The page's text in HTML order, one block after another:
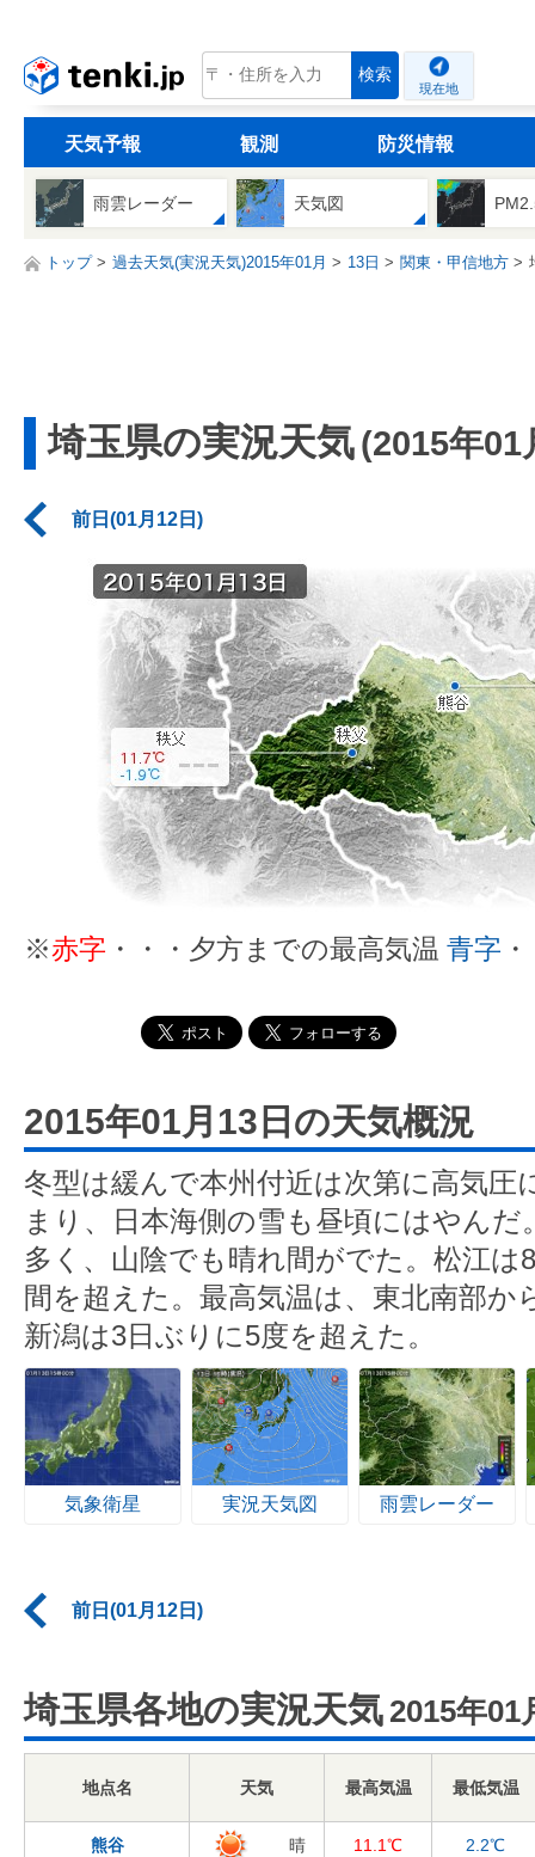
tenki.jp 検索
現在地
天気予報 観測 防災情報
雨雲レーダー 天気図
トップ 過去天気(実況天気)2015年01月 13日 関東・甲信地方
埼玉県の実況天気(2015年01
前日(01月12日)
※赤字 ・・・夕方までの最高気温 青字
2015年01月13日の天気概況
冬型は緩んで本州付近は次第に高気圧
まり、日本海側の雪も昼頃にはやん
多く、山陰でも晴れ間がでた。松江は
間を超えた。最高気温は、東北南部か
新潟は3日ぶりに5度を超えた。
気象衛星 実況天気図 雨雲レーダー
前日(01月12日)
埼玉県各地の実況天気 2015年01
地点名 天気 最高気温 最低気温
熊谷 晴 11.1℃ 2.2℃